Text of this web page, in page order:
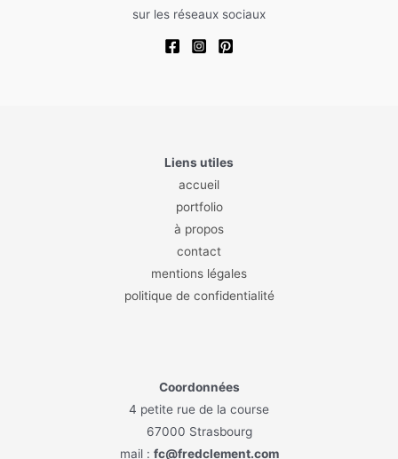
sur les réseaux sociaux
Liens utiles
accueil
portfolio
à propos
contact
mentions légales
politique de confidentialité
Coordonnées
4 petite rue de la course
67000 Strasbourg
mail : fc@fredclement.com